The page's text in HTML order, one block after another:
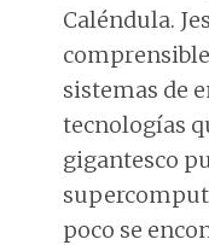
Caléndula.
sistemas de
tecnologías
gigantesco
poco se